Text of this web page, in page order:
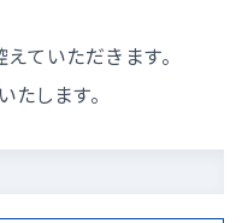
ていただきます。
します。